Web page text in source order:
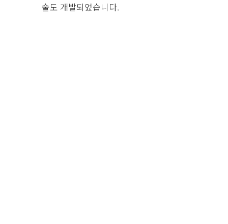
술도 개발되었습니다.